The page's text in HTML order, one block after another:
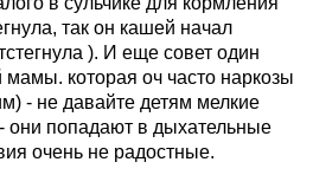
так он кашей начал
). И еще совет один
которая оч часто наркозы
- не давайте детям мелкие
они попадают в дыхательные
очень не радостные.